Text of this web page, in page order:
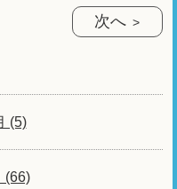
次へ
(5)
(66)